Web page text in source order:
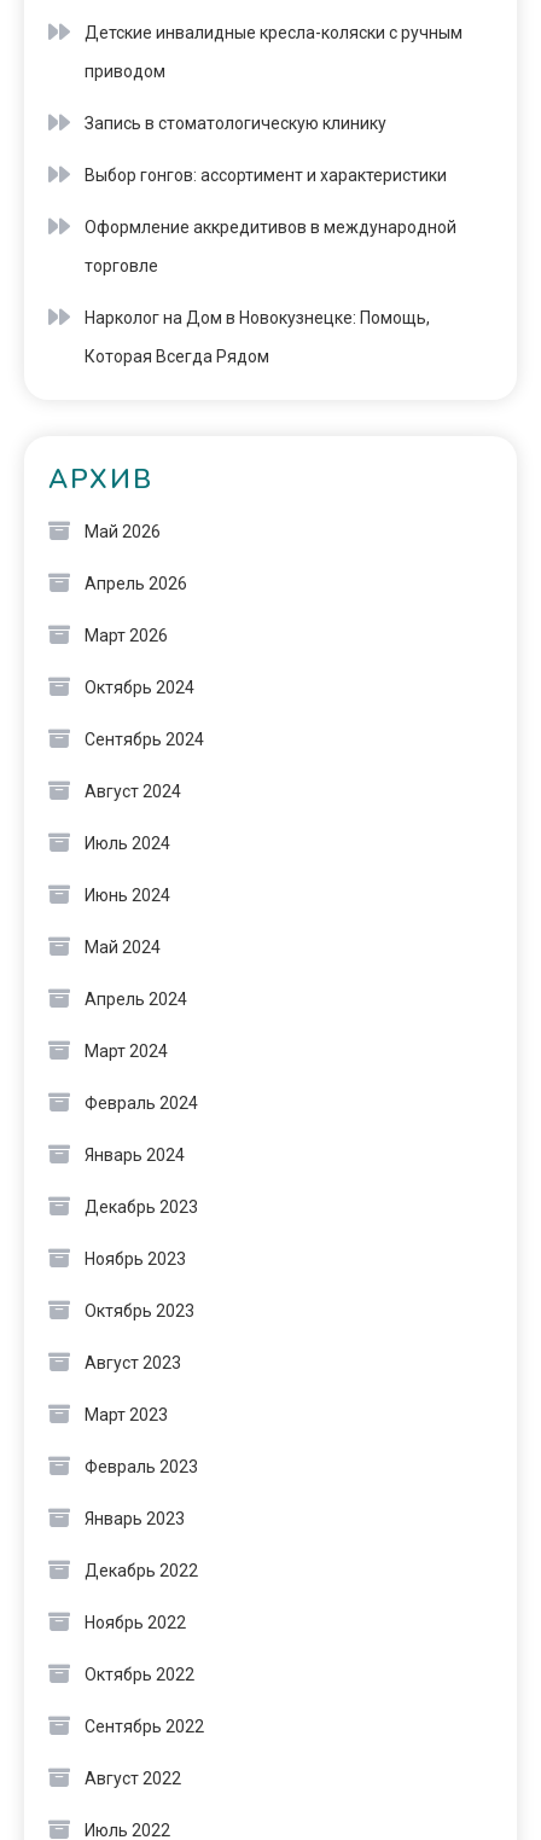
Детские инвалидные кресла-коляски с ручным
приводом
Запись в стоматологическую клинику
Выбор гонгов: ассортимент и характеристики
Оформление аккредитивов в международной
торговле
Нарколог на Дом в Новокузнецке: Помощь,
Которая Всегда Рядом
АРХИВ
Май 2026
Апрель 2026
Март 2026
Октябрь 2024
Сентябрь 2024
Август 2024
Июль 2024
Июнь 2024
Май 2024
Апрель 2024
Март 2024
Февраль 2024
Январь 2024
Декабрь 2023
Ноябрь 2023
Октябрь 2023
Август 2023
Март 2023
Февраль 2023
Январь 2023
Декабрь 2022
Ноябрь 2022
Октябрь 2022
Сентябрь 2022
Август 2022
Июль 2022